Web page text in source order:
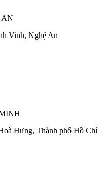
Vinh, Nghệ An
Hưng, Thành phố Hồ Chí